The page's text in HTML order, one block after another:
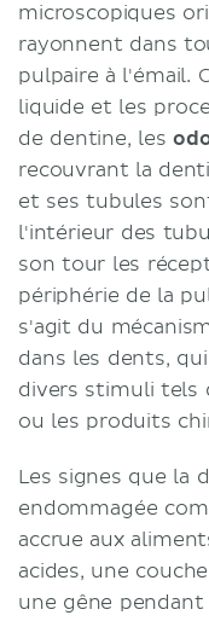
microscopiques
rayonnent dans
pulpaire à l'émail.
liquide et les
de dentine, les
recouvrant la
et ses tubules
l'intérieur des
son tour les
périphérie de la
s'agit du
dans les dents,
divers stimuli tels
ou les produits
Les signes que la
endommagée
accrue aux
acides, une
une gêne